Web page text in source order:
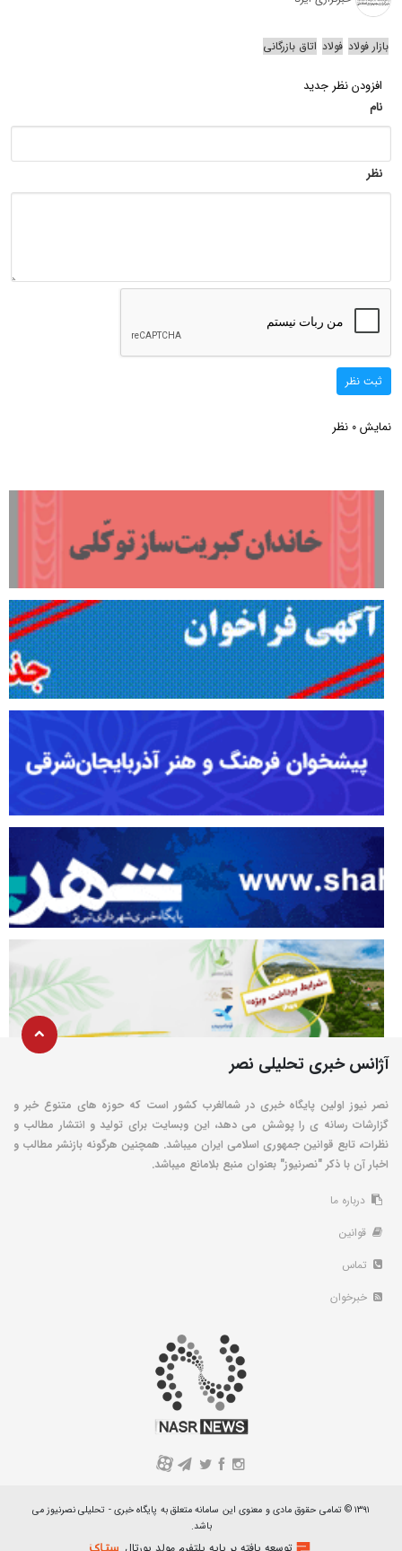
بازار فولاد فولاد اتاق بازرگانی
افزودن نظر جدید
نام
نظر
ثبت نظر
نمایش 0 نظر
آژانس خبری تحلیلی نصر
نصر نیوز اولین پایگاه خبری در شمالغرب کشور است که حوزه های متنوع خبر و
گزارشات رسانه ی را پوشش می دهد، این وبسایت برای تولید و انتشار مطالب و
نظرات، تابع قوانین جمهوری اسلامی ایران میباشد. همچنین هرگونه بازنشر مطالب و
اخبار آن با ذکر "نصرنیوز" بعنوان منبع بلامانع میباشد.
درباره ما
قوانین
تماس
خبرخوان
A
۱۳۹۱ © تمامی حقوق مادی و معنوی این سامانه متعلق به پایگاه خبری - تحلیلی نصرنیوز می
باشد.
توسعه یافته بر پایه پلتفرم مولد پورتال